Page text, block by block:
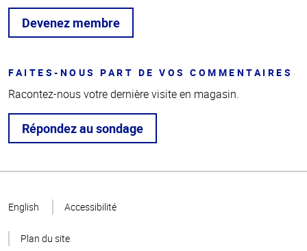
Devenez membre
FAITES-NOUS PART DE VOS COMMENTAIRES
Racontez-nous votre dernière visite en magasin.
Répondez au sondage
page
English Accessibilité
Plan du site